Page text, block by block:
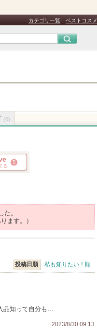
カテゴリ一覧 ベストコスメ
(0)
る
5
。
ます。）
投稿日順 私も知りたい！順
品知って自分も…
2023/8/30 09:13